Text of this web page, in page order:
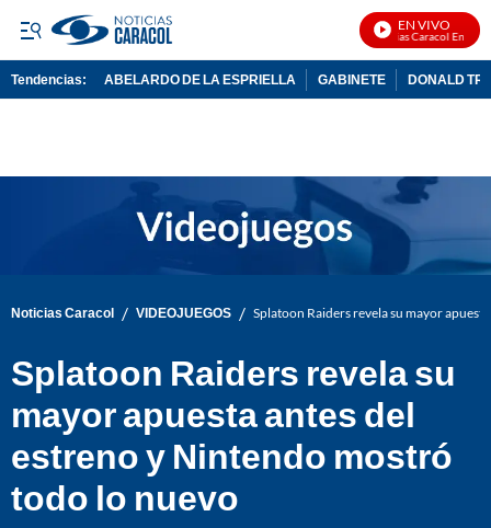
EN VIVO
Noticias Caracol En Vivo
Tendencias: ABELARDO DE LA ESPRIELLA GABINETE DONALD
Noticias Caracol / VIDEOJUEGOS / Splatoon Raiders revela su mayor
Splatoon Raiders revela su
mayor apuesta antes del
estreno y Nintendo mostró
todo lo nuevo